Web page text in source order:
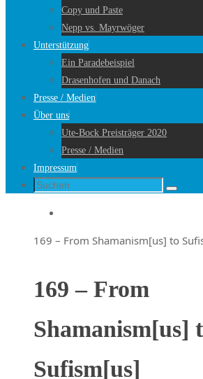
Copy und Paste
Nepp vs. Mayrwöger
Unterstützung
Ein Paradebeispiel
Drasenhofen und Danach
Presse / Medien
Über uns
Ute-Bock Preisträger 2020
Presse / Medien
Impressum
Suche
Suchen
Startseite
169 – From Shamanism[us] to
169 – From
Shamanism[us]
Sufism[us]